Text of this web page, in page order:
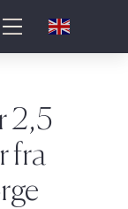
2,5
fra